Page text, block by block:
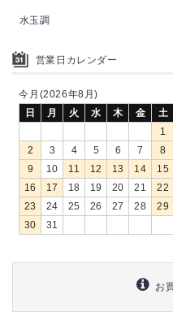
水玉調
営業日カレンダー
今月(2026年8月)
日
月 火 水 木 金
土
1
2
3 4 5 6 7
8
9
10 11 12 13 14
15
16
17 18 19 20 21
22
23
24 25 26 27 28
29
30
31
お